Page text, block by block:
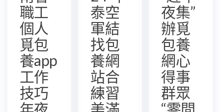
職工
個人
覓包
養app
工作
技巧
泰空
軍結
找包
養網
站合
練習
夜集”
辦覓
包養
網心
得事
群眾